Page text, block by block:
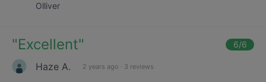
Olliver
"Excellent" 6/6
Haze A. 2 years ago · 3 reviews